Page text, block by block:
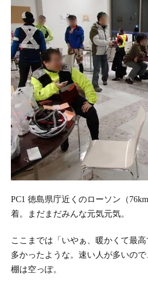
PC1 徳島県庁近くのローソン（
着。まだまだみんな元気元気。
ここまでは「いやぁ、暖かくて最
多かったような。速い人が多いの
棚は空っぽ。